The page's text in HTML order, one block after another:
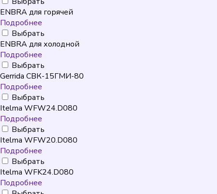
ENBRA для горячей
Подробнее
Выбрать
ENBRA для холодной
Подробнее
Выбрать
Gerrida СВК-15ГМИ-80
Подробнее
Выбрать
Itelma WFW24.D080
Подробнее
Выбрать
Itelma WFW20.D080
Подробнее
Выбрать
Itelma WFK24.D080
Подробнее